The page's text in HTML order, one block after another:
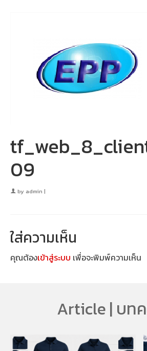
09
by admin |
ใส่ความเห็น
คุณต้องเข้าสู่ระบบ เพื่อจะพิมพ์ความเห็น
Article | บท